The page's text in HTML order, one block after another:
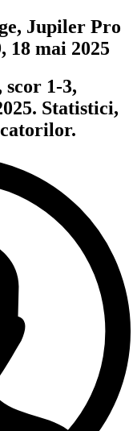
Jupiler Pro
18 mai 2025
1-3,
Statistici,